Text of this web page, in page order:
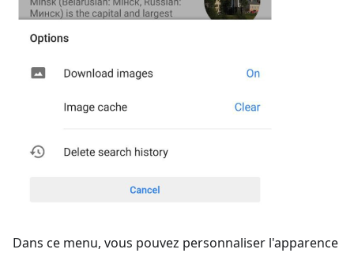
Dans ce menu, vous pouvez personnaliser l'apparence